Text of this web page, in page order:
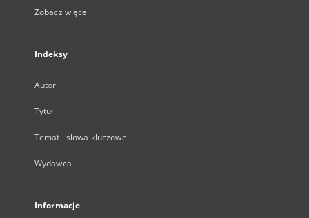
Zobacz więcej
Indeksy
Autor
Tytuł
Temat i słowa kluczowe
Wydawca
Informacje